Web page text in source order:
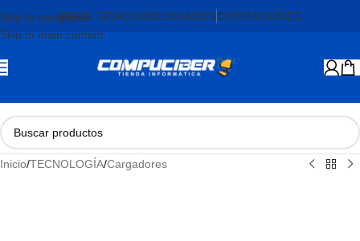
Skip to navigation
Skip to main content
PROD. REACONDICIONADOSCOTIZACIONES
Inicio/TECNOLOGÍA/Cargadores